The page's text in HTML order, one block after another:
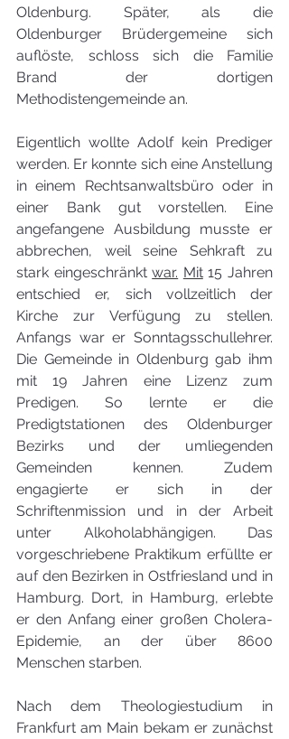
Oldenburg. Später, als die
Oldenburger Brüdergemeine sich
auflöste, schloss sich die Familie
Brand der dortigen
Methodistengemeinde an.
Eigentlich wollte Adolf kein Prediger
werden. Er konnte sich eine Anstellung
in einem Rechtsanwaltsbüro oder in
einer Bank gut vorstellen. Eine
angefangene Ausbildung musste er
abbrechen, weil seine Sehkraft zu
stark eingeschränkt war. Mit 15 Jahren
entschied er, sich vollzeitlich der
Kirche zur Verfügung zu stellen.
Anfangs war er Sonntagsschullehrer.
Die Gemeinde in Oldenburg gab ihm
mit 19 Jahren eine Lizenz zum
Predigen. So lernte er die
Predigtstationen des Oldenburger
Bezirks und der umliegenden
Gemeinden kennen. Zudem
engagierte er sich in der
Schriftenmission und in der Arbeit
unter Alkoholabhängigen. Das
vorgeschriebene Praktikum erfüllte er
auf den Bezirken in Ostfriesland und in
Hamburg. Dort, in Hamburg, erlebte
er den Anfang einer großen Cholera-
Epidemie, an der über 8600
Menschen starben.
Nach dem Theologiestudium in
Frankfurt am Main bekam er zunächst